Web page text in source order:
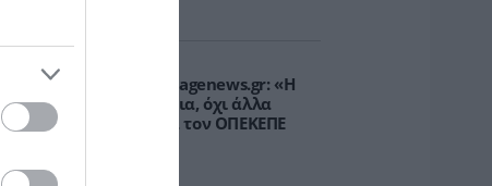
Μυρτώ Κοροβέση στο pagenews.gr: «Η
κοινωνία ζητά διαφάνεια, όχι άλλα
σκάνδαλα» – Τι λέει για τον ΟΠΕΚΕΠΕ